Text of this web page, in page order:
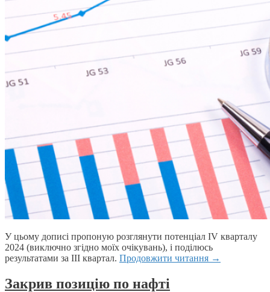
У цьому дописі пропоную розглянути потенціал IV кварталу
2024 (виключно згідно моїх очікувань), і поділюсь
результатами за ІІІ квартал. Продовжити читання →
Закрив позицію по нафті